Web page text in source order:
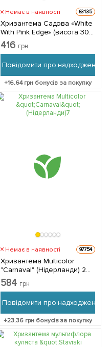
Немає в наявності 63135
Хризантема Садова «White
With Pink Edge» (висота 30-
50см) 1 саджанець в
упаковці
416 грн
Повідомити про надходження
+16.64грн бонусів за покупку
Немає в наявності 97754
Хризантема Multicolor
"Carnaval" (Нідерланди) 2
саджанця в упаковці
584 грн
Повідомити про надходження
+23.36грн бонусів за покупку